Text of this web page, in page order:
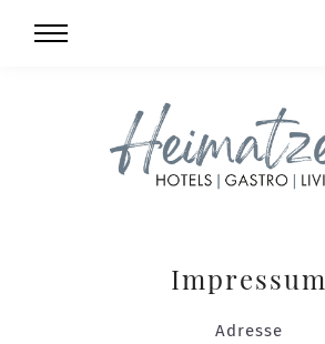
Impressum
Adresse